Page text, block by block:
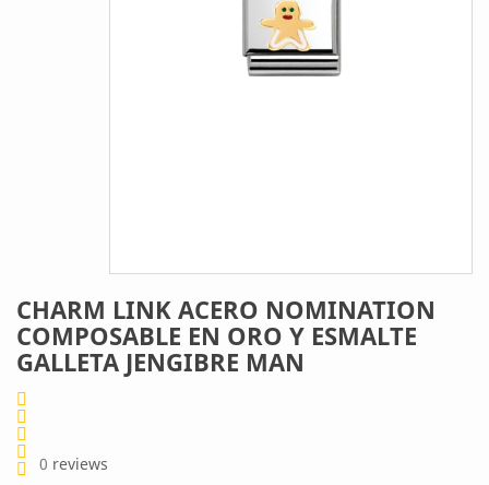
CHARM LINK ACERO NOMINATION
COMPOSABLE EN ORO Y ESMALTE
GALLETA JENGIBRE MAN
0 reviews